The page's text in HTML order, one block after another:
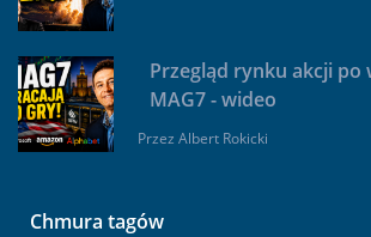
Przegląd rynku akcji po
MAG7 - wideo
Przez Albert Rokicki
Chmura tagów